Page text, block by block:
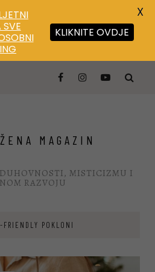
MAGAZIN
MISTICIZMU I
RAZVOJU
FRIENDLY POKLONI
KLIKNITE OVDJE
X